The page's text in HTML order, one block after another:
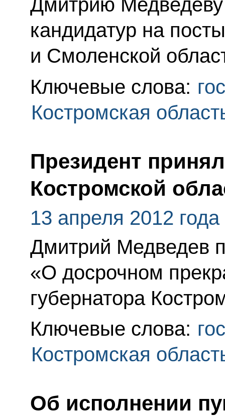
Дмитрию Медведеву
кандидатур на
и Смоленской
Ключевые слова:
Костромская
Президент
Костромской
13 апреля 2012 года
Дмитрий Медведев
«О досрочном
губернатора
Ключевые слова:
Костромская
Об исполнении